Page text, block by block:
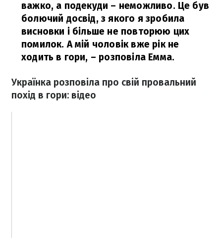
важко, а подекуди – неможливо. Це був
болючий досвід, з якого я зробила
висновки і більше не повторюю цих
помилок. А мій чоловік вже рік не
ходить в гори, – розповіла Емма.
Українка розповіла про свій провальний
похід в гори: відео